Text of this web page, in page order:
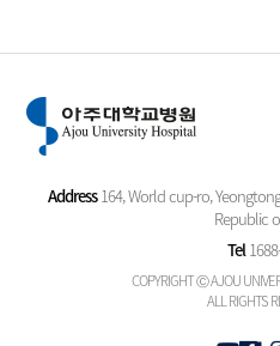
Address164, World cup-ro,
Republic
Tel
COPYRIGHT Ⓒ AJOU
ALL RIGHTS